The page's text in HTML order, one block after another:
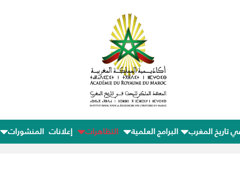
تاريخ المغرب البرامج العلمية التظاهرات إعلانات المنشورات